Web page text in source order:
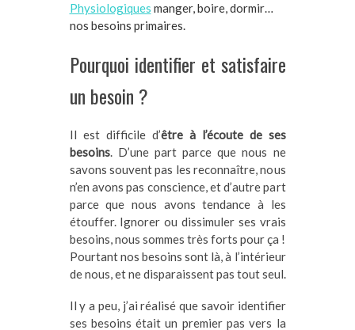
Physiologiques manger, boire, dormir…
nos besoins primaires.
Pourquoi identifier et satisfaire
un besoin ?
Il est difficile d’être à l’écoute de ses
besoins. D’une part parce que nous ne
savons souvent pas les reconnaître, nous
n’en avons pas conscience, et d’autre part
parce que nous avons tendance à les
étouffer. Ignorer ou dissimuler ses vrais
besoins, nous sommes très forts pour ça !
Pourtant nos besoins sont là, à l’intérieur
de nous, et ne disparaissent pas tout seul.
Il y a peu, j’ai réalisé que savoir identifier
ses besoins était un premier pas vers la